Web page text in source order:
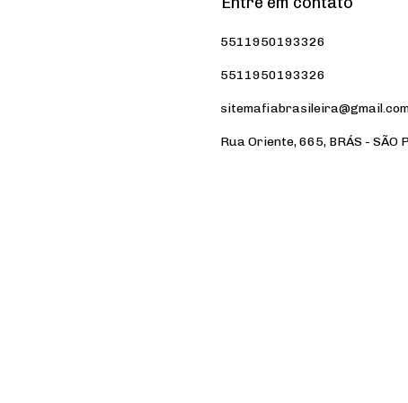
5511950193326
5511950193326
Rua Oriente, 665, BRÁS - SÃO